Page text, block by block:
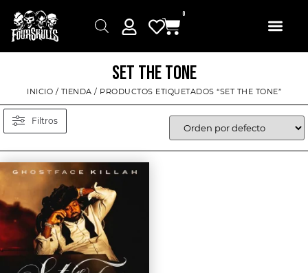
0
SET THE TONE
INICIO / TIENDA / PRODUCTOS ETIQUETADOS “SET THE TONE”
Filtros